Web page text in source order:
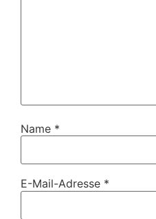
Name *
E-Mail-Adresse *